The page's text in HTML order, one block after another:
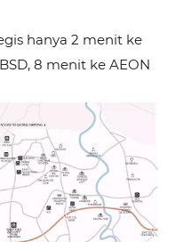
hanya 2 menit ke
8 menit ke AEON